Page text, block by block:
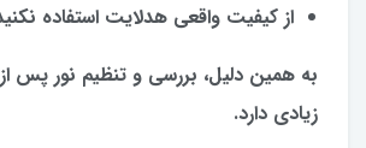
از کیفیت واقعی هدلایت استفاده
به همین دلیل، بررسی و تنظیم نور
زیادی دارد.